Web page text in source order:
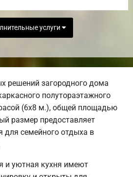
услуги
решений загородного дома
полутораэтажного
(6х8 м.), общей площадью
размер предоставляет
для семейного отдыха в
и уютная кухня имеют